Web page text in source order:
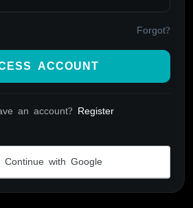
Forgot?
ACCOUNT
an account? Register
Continue with Google